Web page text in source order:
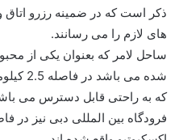
ذکر است که در ضمینه رزرو اتاق
های لازم را می رسانند.
ساحل لامر که بعنوان یکی از
شده می
که به راحتی قابل دسترس می